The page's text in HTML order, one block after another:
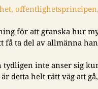
, offentlighetsprincipen,
för att granska hur
få ta del av allmänna
tydligen inte anser sig
detta helt rätt väg att